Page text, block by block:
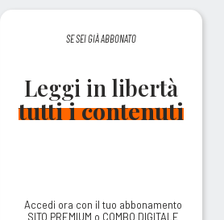
SE SEI GIÀ ABBONATO
Leggi in libertà
tutti i contenuti
Accedi ora con il tuo abbonamento
SITO PREMIUM o COMBO DIGITALE